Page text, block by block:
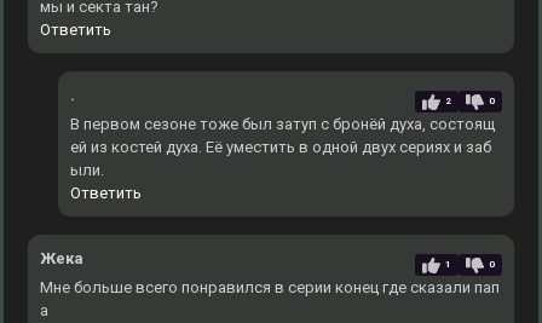
мы и секта тан?
Ответить
. 2 0
В первом сезоне тоже был затуп с бронёй духа, состоящ
ей из костей духа. Еë уместить в одной двух сериях и заб
ыли.
Ответить
Жека 1 0
Мне больше всего понравился в серии конец где сказали пап
а